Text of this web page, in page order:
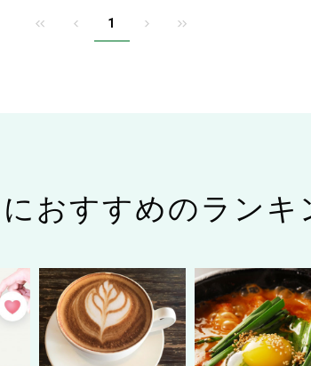
1
おすすめのランキ